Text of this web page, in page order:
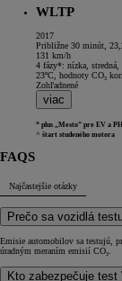
WLTP
2017
Približne 30 minút,
131 km/h
4 fázy*: nízka,
23ºC, hodnoty CO₂
Zohľadnené
viac
* plus „Mesto“ pre EV a
^ štart studeného motora
FAQS
Najčastejšie otázky
Prečo sa vozidlá
Emisie automobilov sa testujú,
úradným meraním emisií CO₂.
Kto zabezpečuje test